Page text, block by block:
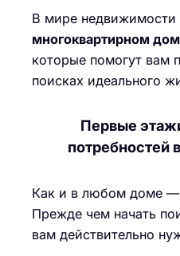
В мире недвижимости
многоквартирном
которые помогут вам
поисках идеального
Первые
потребностей
Как и в любом доме —
Прежде чем начать
вам действительно